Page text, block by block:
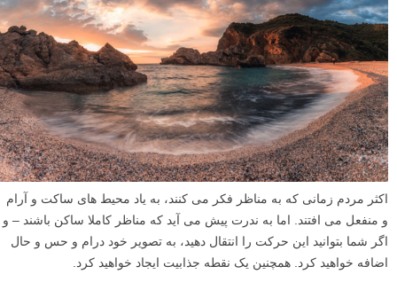
اکثر مردم زمانی که به مناظر فکر می کنند، به یاد محیط های ساکت و آرام
و منفعل می افتند. اما به ندرت پیش می آید که مناظر کاملا ساکن باشند – و
اگر شما بتوانید این حرکت را انتقال دهید، به تصویر خود درام و حس و حال
اضافه خواهید کرد. همچنین یک نقطه جذابیت ایجاد خواهید کرد.